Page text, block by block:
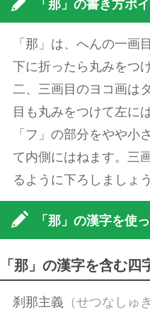
「那」の書き方ポ
「那」は、へんの一画
下に折ったら丸みをつ
二、三画目のヨコ画は
目も丸みをつけて左に
「フ」の部分をやや小
て内側にはねます。三
るように下ろしましょう
「那」の漢字を使
「那」の漢字を含む四
刹那主義 （せつなしゅぎ